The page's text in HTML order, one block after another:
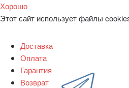
Хорошо
Этот сайт использует файлы
Доставка
Оплата
Гарантия
Возврат